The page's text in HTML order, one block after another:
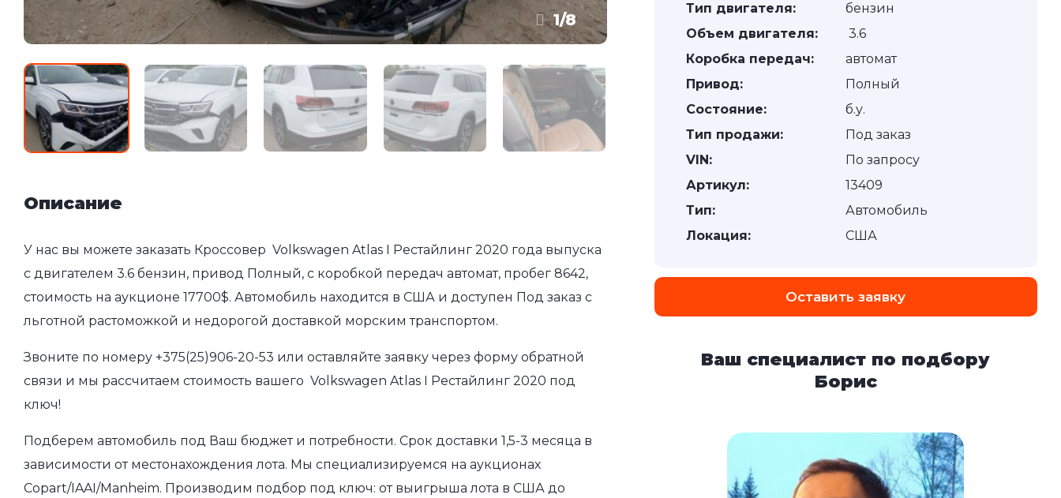
1/8
Описание
У нас вы можете заказать Кроссовер Volkswagen Atlas I Рестайлинг 2020 года выпуска
с двигателем 3.6 бензин, привод Полный, с коробкой передач автомат, пробег 8642,
стоимость на аукционе 17700$. Автомобиль находится в США и доступен Под заказ с
льготной растоможкой и недорогой доставкой морским транспортом.
Звоните по номеру +375(25)906-20-53 или оставляйте заявку через форму обратной
связи и мы рассчитаем стоимость вашего Volkswagen Atlas I Рестайлинг 2020 под
ключ!
Подберем автомобиль под Ваш бюджет и потребности. Срок доставки 1,5-3 месяца в
зависимости от местонахождения лота. Мы специализируемся на аукционах
Copart/IAAI/Manheim. Производим подбор под ключ: от выигрыша лота в США до
Тип двигателя:
бензин
Объем двигателя:
3.6
Коробка передач:
автомат
Привод:
Полный
Состояние:
б.у.
Тип продажи:
Под заказ
VIN:
По запросу
Артикул:
13409
Тип:
Автомобиль
Локация:
США
Оставить заявку
Ваш специалист по подбору
Борис